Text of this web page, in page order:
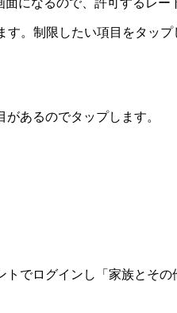
になるので、許可するレー
。制限したい項目をタップ
あるのでタップします。
でログインし「家族とそ